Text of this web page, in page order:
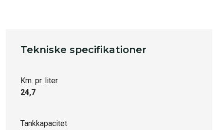
Tekniske specifikationer
Km. pr. liter
24,7
Tankkapacitet